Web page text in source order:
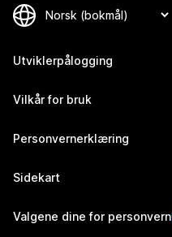
Utviklerpålogging
Vilkår for bruk
Personvernerklæring
Sidekart
Valgene dine for personvern